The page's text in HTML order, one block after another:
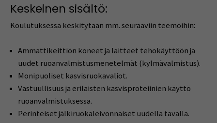
Keskeinen sisältö:
Koulutuksessa keskitytään mm. seuraaviin teemoihin:
Ammattikeittiön koneet ja laitteet tehokäyttöön ja
uudet ruoanvalmistusmenetelmät (kylmävalmistus).
Monipuoliset kasvisruokavaliot.
Vastuullisuus ja erilaisten kasvisproteiinien käyttö
ruoanvalmistuksessa.
Perinteiset jälkiruokaleivonnaiset uudella tavalla.